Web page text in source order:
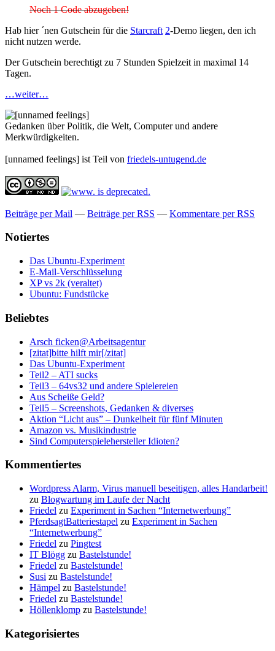
Noch 1 Code abzugeben!
Hab hier ´nen Gutschein für die Starcraft 2-Demo liegen, den ich
nicht nutzen werde.
Der Gutschein berechtigt zu 7 Stunden Spielzeit in maximal 14
Tagen.
…weiter…
Gedanken über Politik, die Welt, Computer und andere
Merkwürdigkeiten.
[unnamed feelings] ist Teil von friedels-untugend.de
Beiträge per Mail — Beiträge per RSS — Kommentare per RSS
Notiertes
Das Ubuntu-Experiment
E-Mail-Verschlüsselung
XP vs 2k (veraltet)
Ubuntu: Fundstücke
Beliebtes
Arsch ficken@Arbeitsagentur
[zitat]bitte hilft mir[/zitat]
Das Ubuntu-Experiment
Teil2 – ATI sucks
Teil3 – 64vs32 und andere Spielereien
Aus Scheiße Geld?
Teil5 – Screenshots, Gedanken & diverses
Aktion “Licht aus” – Dunkelheit für fünf Minuten
Amazon vs. Musikindustrie
Sind Computerspielehersteller Idioten?
Kommentiertes
Wordpress Alarm, Virus manuell beseitigen, alles Handarbeit!
zu Blogwartung im Laufe der Nacht
Friedel zu Experiment in Sachen “Internetwerbung”
PferdsagtBatteriestapel zu Experiment in Sachen
“Internetwerbung”
Friedel zu Pingtest
IT Blögg zu Bastelstunde!
Friedel zu Bastelstunde!
Susi zu Bastelstunde!
Hämpel zu Bastelstunde!
Friedel zu Bastelstunde!
Höllenklomp zu Bastelstunde!
Kategorisiertes